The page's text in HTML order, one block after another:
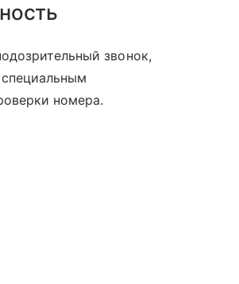
звонок,
номера.